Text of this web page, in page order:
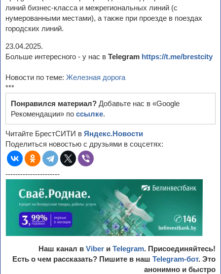
линий бизнес-класса и межрегиональных линий (с
нумерованными местами), а также при проезде в поездах
городских линий.
23.04.2025.
Больше интересного - у нас в Telegram https://t.me/brestcity
Новости по теме: Железная дорога
***
Понравился материал? Добавьте нас в «Google
Рекомендации» по ссылке.
Читайте БрестСИТИ в Яндекс.Новости
Поделиться новостью с друзьями в соцсетях:
----------------------
Наш канал в Viber и Telegram. Присоединяйтесь!
Есть о чем рассказать? Пишите в наш Telegram-бот. Это
анонимно и быстро